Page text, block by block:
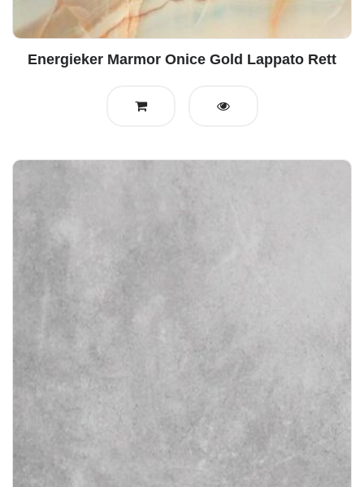
Energieker Marmor Onice Gold Lappato Rett